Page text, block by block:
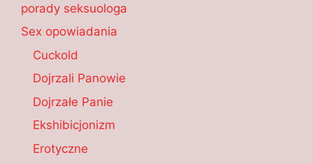
porady seksuologa
Sex opowiadania
Cuckold
Dojrzali Panowie
Dojrzałe Panie
Ekshibicjonizm
Erotyczne